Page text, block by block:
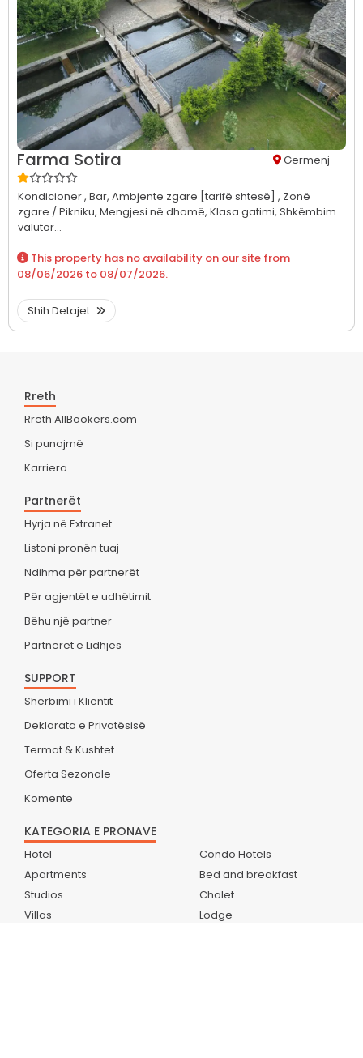
Farma Sotira Germenj
Kondicioner , Bar, Ambjente zgare [tarifë shtesë] , Zonë
zgare / Pikniku, Mengjesi në dhomë, Klasa gatimi, Shkëmbim
valutor...
This property has no availability on our site from
08/06/2026 to 08/07/2026.
Shih Detajet
Rreth
Rreth AllBookers.com
Si punojmë
Karriera
Partnerët
Hyrja në Extranet
Listoni pronën tuaj
Ndihma për partnerët
Për agjentët e udhëtimit
Bëhu një partner
Partnerët e Lidhjes
SUPPORT
Shërbimi i Klientit
Deklarata e Privatësisë
Termat & Kushtet
Oferta Sezonale
Komente
KATEGORIA E PRONAVE
Hotel
Apartments
Studios
Villas
Condo Hotels
Bed and breakfast
Chalet
Lodge